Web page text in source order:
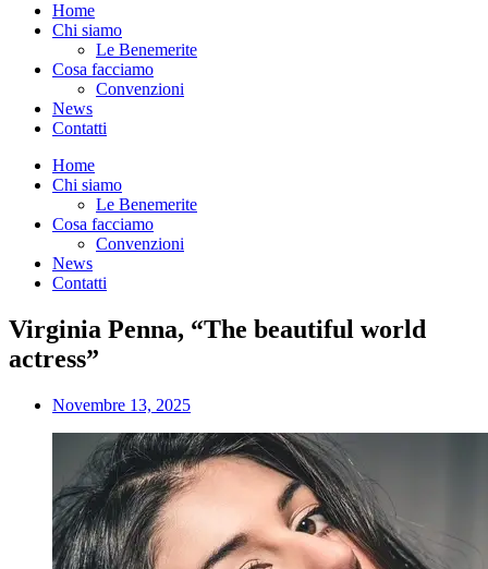
Home
Chi siamo
Le Benemerite
Cosa facciamo
Convenzioni
News
Contatti
Home
Chi siamo
Le Benemerite
Cosa facciamo
Convenzioni
News
Contatti
Virginia Penna, “The beautiful world
actress”
Novembre 13, 2025